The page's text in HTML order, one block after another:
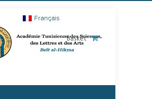
Français
Basket